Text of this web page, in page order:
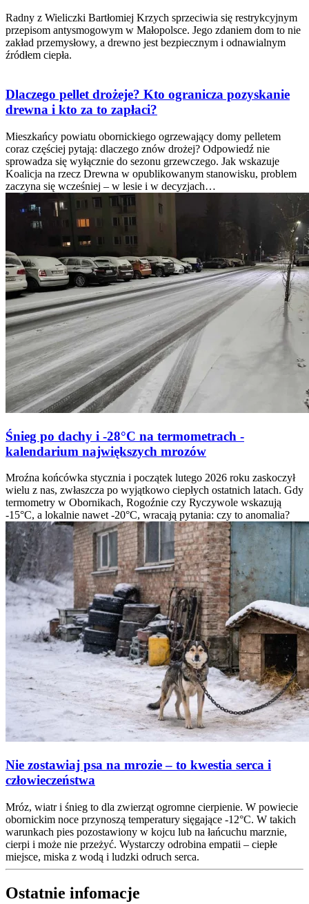
Radny z Wieliczki Bartłomiej Krzych sprzeciwia się restrykcyjnym
przepisom antysmogowym w Małopolsce. Jego zdaniem dom to nie
zakład przemysłowy, a drewno jest bezpiecznym i odnawialnym
źródłem ciepła.
Dlaczego pellet drożeje? Kto ogranicza pozyskanie
drewna i kto za to zapłaci?
Mieszkańcy powiatu obornickiego ogrzewający domy pelletem
coraz częściej pytają: dlaczego znów drożej? Odpowiedź nie
sprowadza się wyłącznie do sezonu grzewczego. Jak wskazuje
Koalicja na rzecz Drewna w opublikowanym stanowisku, problem
zaczyna się wcześniej – w lesie i w decyzjach…
Śnieg po dachy i -28°C na termometrach -
kalendarium największych mrozów
Mroźna końcówka stycznia i początek lutego 2026 roku zaskoczył
wielu z nas, zwłaszcza po wyjątkowo ciepłych ostatnich latach. Gdy
termometry w Obornikach, Rogoźnie czy Ryczywole wskazują
-15°C, a lokalnie nawet -20°C, wracają pytania: czy to anomalia?
Nie zostawiaj psa na mrozie – to kwestia serca i
człowieczeństwa
Mróz, wiatr i śnieg to dla zwierząt ogromne cierpienie. W powiecie
obornickim noce przynoszą temperatury sięgające -12°C. W takich
warunkach pies pozostawiony w kojcu lub na łańcuchu marznie,
cierpi i może nie przeżyć. Wystarczy odrobina empatii – ciepłe
miejsce, miska z wodą i ludzki odruch serca.
Ostatnie infomacje